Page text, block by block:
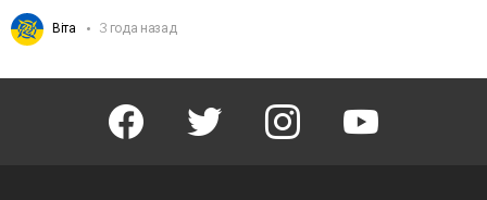
Віта 3 года назад
facebook twitter instagram youtube